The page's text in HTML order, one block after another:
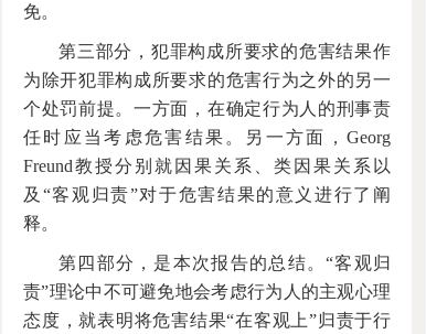
免。
第三部分，犯罪构成所要求的危害结果作
为除开犯罪构成所要求的危害行为之外的另一
个处罚前提。一方面，在确定行为人的刑事责
任时应当考虑危害结果。另一方面，Georg
Freund教授分别就因果关系、类因果关系以
及“客观归责”对于危害结果的意义进行了阐
释。
第四部分，是本次报告的总结。“客观归
责”理论中不可避免地会考虑行为人的主观心理
态度，就表明将危害结果“在客观上”归责于行